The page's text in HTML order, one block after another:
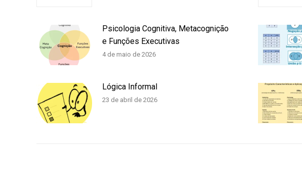
Psicologia Cognitiva, Metacognição
e Funções Executivas
4 de maio de 2026
Lógica Informal
23 de abril de 2026